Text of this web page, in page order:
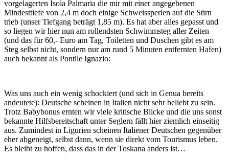
vorgelagerten Isola Palmaria die mir mit einer angegebenen
Mindesttiefe von 2,4 m doch einige Schweissperlen auf die Stirn
trieb (unser Tiefgang beträgt 1,85 m). Es hat aber alles gepasst und
so liegen wir hier nun am rollendsten Schwimmsteg aller Zeiten
(und das für 60,- Euro am Tag, Toiletten und Duschen gibt es am
Steg selbst nicht, sondern nur am rund 5 Minuten entfernten Hafen)
auch bekannt als Pontile Ignazio:
Was uns auch ein wenig schockiert (und sich in Genua bereits
andeutete): Deutsche scheinen in Italien nicht sehr beliebt zu sein.
Trotz Babybonus ernten wir viele kritische Blicke und die uns sonst
bekannte Hilfsbereitschaft unter Seglern fällt hier ziemlich einseitig
aus. Zumindest in Ligurien scheinen Italiener Deutschen gegenüber
eher abgeneigt, selbst dann, wenn sie direkt vom Tourismus leben.
Es bleibt zu hoffen, dass das in der Toskana anders ist…